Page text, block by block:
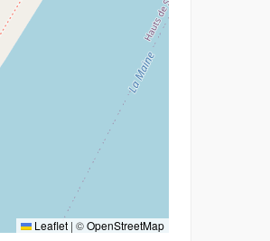
Leaflet | ©OpenStreetMap